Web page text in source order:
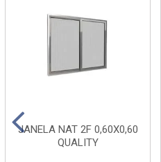
JANELA NAT 2F 0,60X0,60
QUALITY